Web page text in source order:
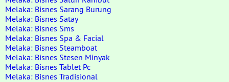
Melaka: Bisnes Sarang Burung
Melaka: Bisnes Satay
Melaka: Bisnes Sms
Melaka: Bisnes Spa & Facial
Melaka: Bisnes Steamboat
Melaka: Bisnes Stesen Minyak
Melaka: Bisnes Tablet Pc
Melaka: Bisnes Tradisional